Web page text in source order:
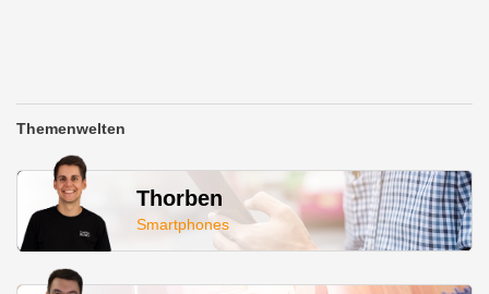
Themenwelten
Thorben
Smartphones